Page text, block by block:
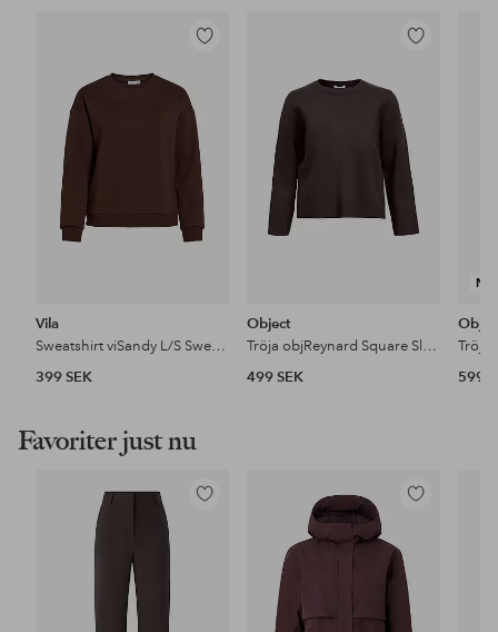
Lägg
favoriter
Vila
Sweatshirt viSandy L/S Sweat Top
399 SEK
Lägg
favoriter
Object
Tröja objReynard Square Sleeve O-neck
499 SEK
599
Favoriter just nu
Lägg
Lägg
favoriter